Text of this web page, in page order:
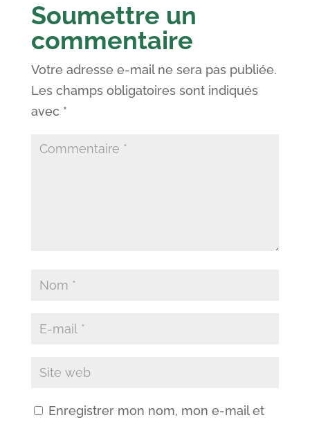
Soumettre un
commentaire
Votre adresse e-mail ne sera pas publiée.
Les champs obligatoires sont indiqués
avec *
Enregistrer mon nom, mon e-mail et